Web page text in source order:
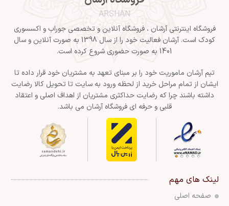
ARSHAN
فروشگاه اینترنتی آرشان ، فروشگاه آنلاین و تخصصی جوراب و اکسسوری
کودک است. آرشان فعالیت خود را از سال 1398 به صورت آنلاین و سال
1401 به صورت حضوری شروع کرده است.
تیم آرشان ماموریت خود را بر مبنای تعهد به مشتریان خود قرار داده تا
ایشان از تمام مراحل خرید از لحظه ورود به سایت تا تحویل کالا رضایت
داشته باشند چرا که رضایت حداکثری مشتریان از اهداف اصلی و اعتقاد
قلبی و حرفه ای فروشگاه آرشان می باشد.
لینک های مهم
صفحه اصلی